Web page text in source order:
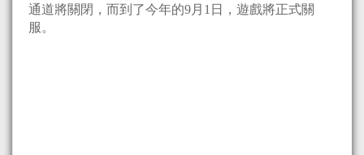
通道將關閉，而到了今年的9月1日，遊戲將正式關
服。